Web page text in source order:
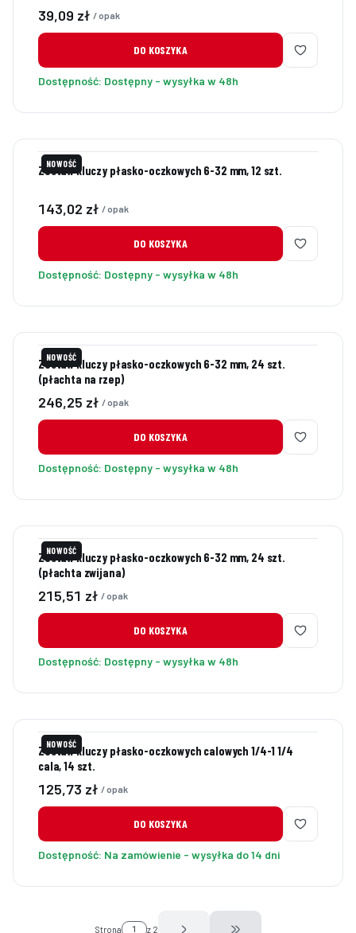
Cena
39,09 zł / opak
DO KOSZYKA
Dostępność: Dostępny - wysyłka w 48h
NOWOŚĆ
Zestaw kluczy płasko-oczkowych 6-32 mm, 12 szt.
Cena
143,02 zł / opak
DO KOSZYKA
Dostępność: Dostępny - wysyłka w 48h
NOWOŚĆ
Zestaw kluczy płasko-oczkowych 6-32 mm, 24 szt.
(płachta na rzep)
Cena
246,25 zł / opak
DO KOSZYKA
Dostępność: Dostępny - wysyłka w 48h
NOWOŚĆ
Zestaw kluczy płasko-oczkowych 6-32 mm, 24 szt.
(płachta zwijana)
Cena
215,51 zł / opak
DO KOSZYKA
Dostępność: Dostępny - wysyłka w 48h
NOWOŚĆ
Zestaw kluczy płasko-oczkowych calowych 1/4-1 1/4
cala, 14 szt.
Cena
125,73 zł / opak
DO KOSZYKA
Dostępność: Na zamówienie - wysyłka do 14 dni
Strona z 2